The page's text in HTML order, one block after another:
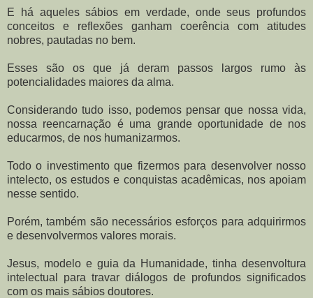
E há aqueles sábios em verdade, onde seus profundos
conceitos e reflexões ganham coerência com atitudes
nobres, pautadas no bem.
Esses são os que já deram passos largos rumo às
potencialidades maiores da alma.
Considerando tudo isso, podemos pensar que nossa vida,
nossa reencarnação é uma grande oportunidade de nos
educarmos, de nos humanizarmos.
Todo o investimento que fizermos para desenvolver nosso
intelecto, os estudos e conquistas acadêmicas, nos apoiam
nesse sentido.
Porém, também são necessários esforços para adquirirmos
e desenvolvermos valores morais.
Jesus, modelo e guia da Humanidade, tinha desenvoltura
intelectual para travar diálogos de profundos significados
com os mais sábios doutores.